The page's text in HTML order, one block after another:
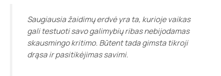
Saugiausia žaidimų erdvė yra ta, kurioje vaikas
gali testuoti savo galimybių ribas nebijodamas
skausmingo kritimo. Būtent tada gimsta tikroji
drąsa ir pasitikėjimas savimi.